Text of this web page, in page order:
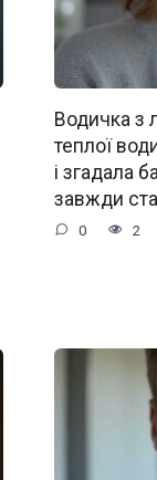
Водичка з
теплої
і згадала
завжди
0 2